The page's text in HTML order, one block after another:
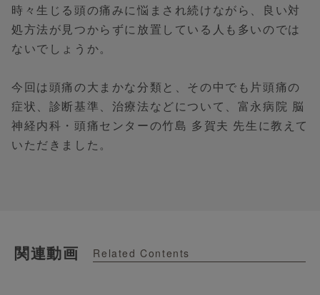
時々生じる頭の痛みに悩まされ続けながら、良い対
処方法が見つからずに放置している人も多いのでは
ないでしょうか。
今回は頭痛の大まかな分類と、その中でも片頭痛の
症状、診断基準、治療法などについて、富永病院 脳
神経内科・頭痛センターの竹島 多賀夫 先生に教えて
いただきました。
関連動画 Related Contents